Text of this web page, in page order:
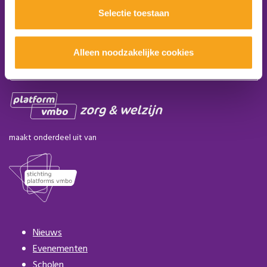
Selectie toestaan
Alleen noodzakelijke cookies
Word lid van het platform
Aanmelden nieuwsbrief
maakt onderdeel uit van
Nieuws
Evenementen